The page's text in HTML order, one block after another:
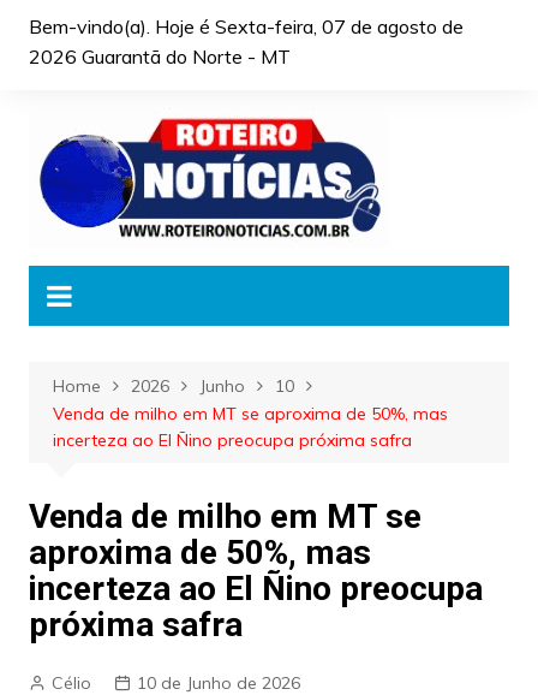
Bem-vindo(a). Hoje é Sexta-feira, 07 de agosto de
2026 Guarantã do Norte - MT
Home 2026 Junho
10
Venda de milho em MT se aproxima de 50%, mas
incerteza ao El Ñino preocupa próxima safra
Venda de milho em MT se
aproxima de 50%, mas
incerteza ao El Ñino preocupa
próxima safra
Célio 10 de Junho de 2026